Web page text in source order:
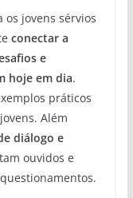
os jovens sérvios
conectar a
e
hoje em dia.
práticos
Além
diálogo e
ouvidos e